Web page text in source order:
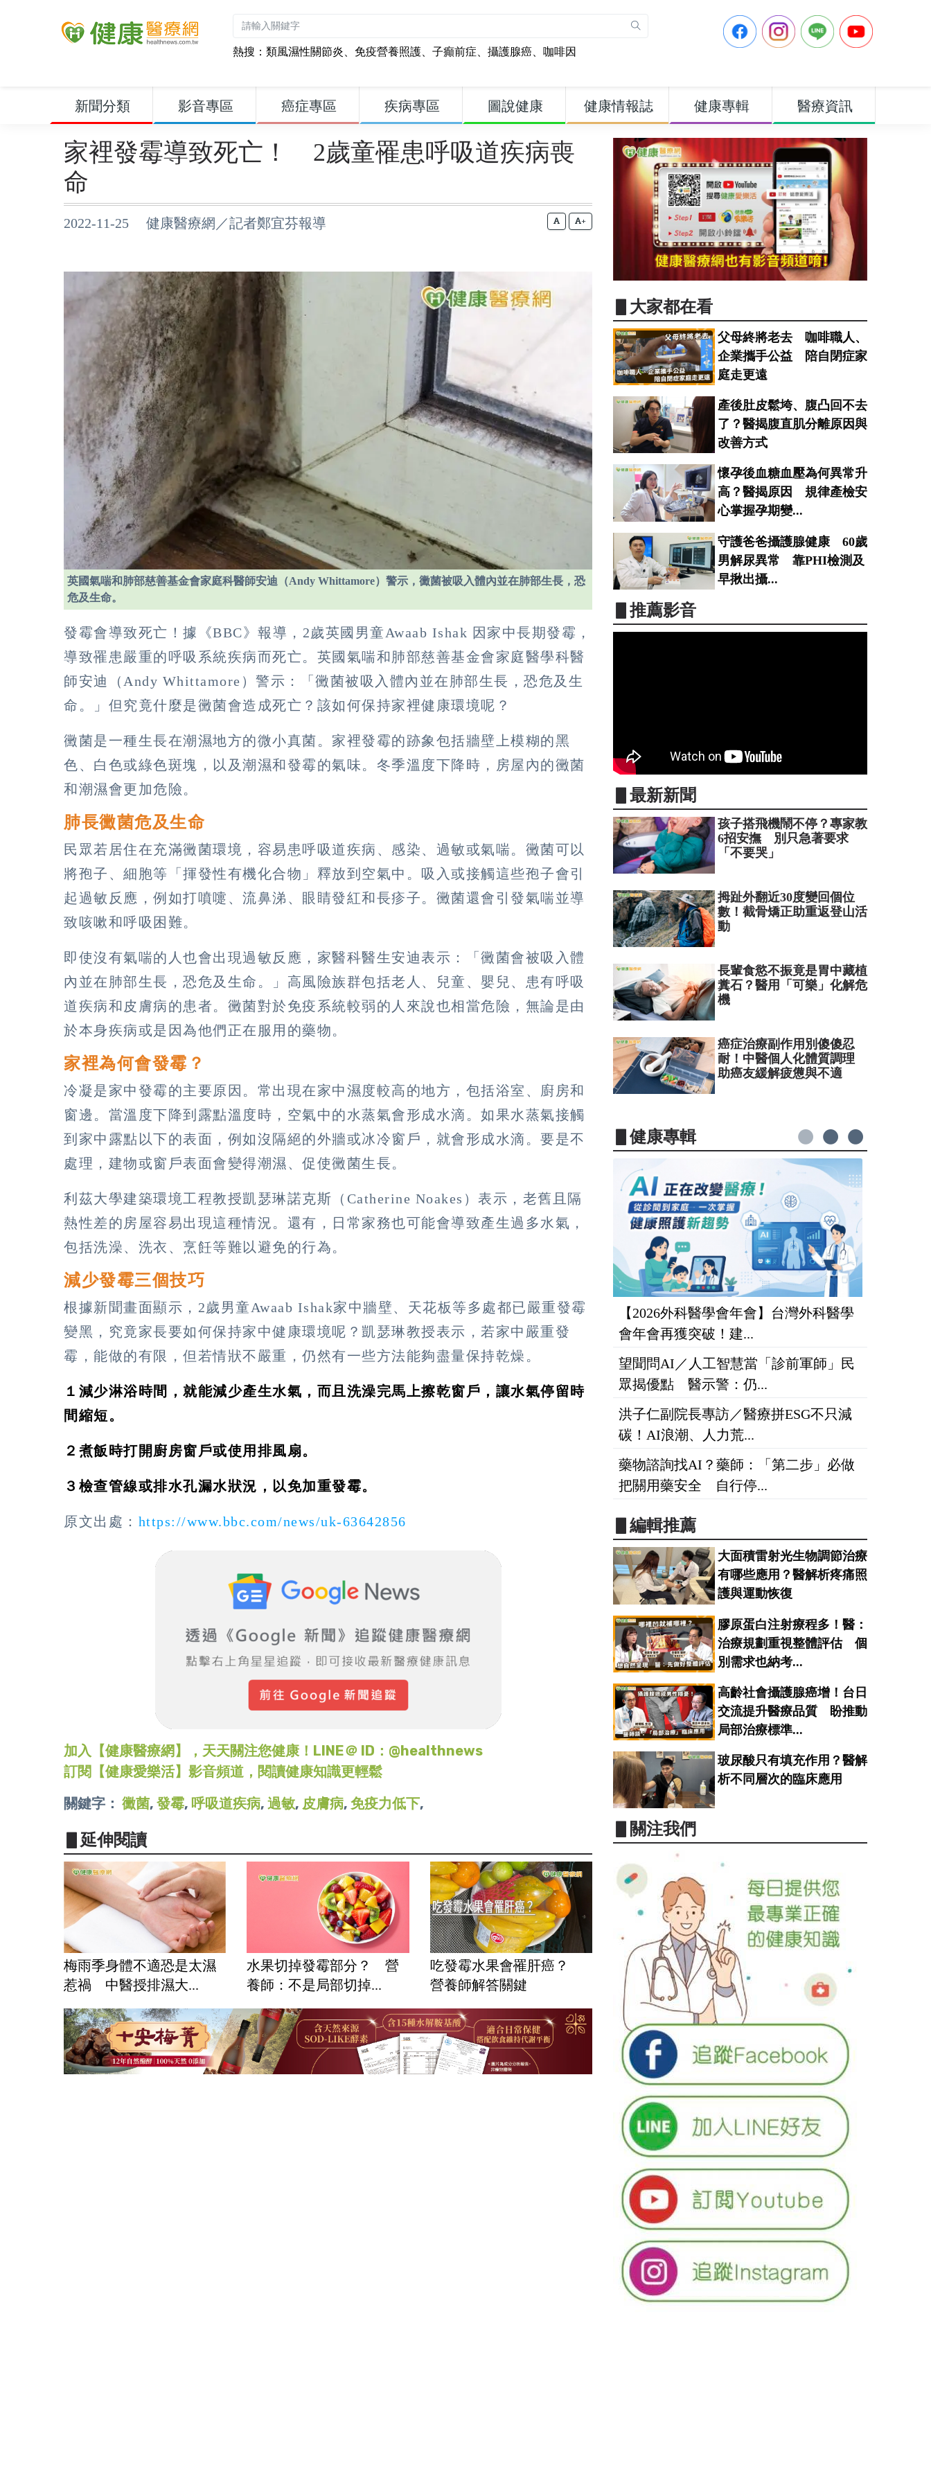
熱搜： 類風濕性關節炎、 免疫營養照護、 子癲前症、 攝護腺癌、 咖啡因
新聞分類 影音專區 癌症專區 疾病專區 圖說健康 健康情報誌 健康專輯 醫療資訊
家裡發霉導致死亡！ 2歲童罹患呼吸道疾病喪
命
2022-11-25 健康醫療網／記者鄭宜芬報導 +
英國氣喘和肺部慈善基金會家庭科醫師安迪（Andy Whittamore）警示，黴菌被吸入體內並在肺部生長，恐
危及生命。
發霉會導致死亡！據《BBC》報導，2歲英國男童Awaab Ishak 因家中長期發霉，
導致罹患嚴重的呼吸系統疾病而死亡。英國氣喘和肺部慈善基金會家庭醫學科醫
師安迪（Andy Whittamore）警示：「黴菌被吸入體內並在肺部生長，恐危及生
命。」但究竟什麼是黴菌會造成死亡？該如何保持家裡健康環境呢？
黴菌是一種生長在潮濕地方的微小真菌。家裡發霉的跡象包括牆壁上模糊的黑
色、白色或綠色斑塊，以及潮濕和發霉的氣味。冬季溫度下降時，房屋內的黴菌
和潮濕會更加危險。
肺長黴菌危及生命
民眾若居住在充滿黴菌環境，容易患呼吸道疾病、感染、過敏或氣喘。黴菌可以
將孢子、細胞等「揮發性有機化合物」釋放到空氣中。吸入或接觸這些孢子會引
起過敏反應，例如打噴嚏、流鼻涕、眼睛發紅和長疹子。黴菌還會引發氣喘並導
致咳嗽和呼吸困難。
即使沒有氣喘的人也會出現過敏反應，家醫科醫生安迪表示：「黴菌會被吸入體
內並在肺部生長，恐危及生命。」高風險族群包括老人、兒童、嬰兒、患有呼吸
道疾病和皮膚病的患者。黴菌對於免疫系統較弱的人來說也相當危險，無論是由
於本身疾病或是因為他們正在服用的藥物。
家裡為何會發霉？
冷凝是家中發霉的主要原因。常出現在家中濕度較高的地方，包括浴室、廚房和
窗邊。當溫度下降到露點溫度時，空氣中的水蒸氣會形成水滴。如果水蒸氣接觸
到家中露點以下的表面，例如沒隔絕的外牆或冰冷窗戶，就會形成水滴。要是不
處理，建物或窗戶表面會變得潮濕、促使黴菌生長。
利茲大學建築環境工程教授凱瑟琳諾克斯（Catherine Noakes）表示，老舊且隔
熱性差的房屋容易出現這種情況。還有，日常家務也可能會導致產生過多水氣，
包括洗澡、洗衣、烹飪等難以避免的行為。
減少發霉三個技巧
根據新聞畫面顯示，2歲男童Awaab Ishak家中牆壁、天花板等多處都已嚴重發霉
變黑，究竟家長要如何保持家中健康環境呢？凱瑟琳教授表示，若家中嚴重發
霉，能做的有限，但若情狀不嚴重，仍然有一些方法能夠盡量保持乾燥。
１減少淋浴時間，就能減少產生水氣，而且洗澡完馬上擦乾窗戶，讓水氣停留時
間縮短。
２煮飯時打開廚房窗戶或使用排風扇。
３檢查管線或排水孔漏水狀況，以免加重發霉。
原文出處： https://www.bbc.com/news/uk-63642856
加入【健康醫療網】，天天關注您健康！LINE＠ ID：@healthnews
訂閱【健康愛樂活】影音頻道，閱讀健康知識更輕鬆
關鍵字： 黴菌, 發霉, 呼吸道疾病, 過敏, 皮膚病, 免疫力低下,
▋延伸閱讀
梅雨季身體不適恐是太濕
惹禍 中醫授排濕大...
水果切掉發霉部分？ 營
養師：不是局部切掉...
吃發霉水果會罹肝癌？
營養師解答關鍵
▋大家都在看
父母終將老去 咖啡職人、
企業攜手公益 陪自閉症家
庭走更遠
產後肚皮鬆垮、腹凸回不去
了？醫揭腹直肌分離原因與
改善方式
懷孕後血糖血壓為何異常升
高？醫揭原因 規律產檢安
心掌握孕期變...
守護爸爸攝護腺健康 60歲
男解尿異常 靠PHI檢測及
早揪出攝...
▋推薦影音
▋最新新聞
孩子搭飛機鬧不停？專家教
6招安撫 別只急著要求
「不要哭」
拇趾外翻近30度變回個位
數！截骨矯正助重返登山活
動
長輩食慾不振竟是胃中藏植
糞石？醫用「可樂」化解危
機
癌症治療副作用別傻傻忍
耐！中醫個人化體質調理
助癌友緩解疲憊與不適
▋健康專輯
【2026外科醫學會年會】台灣外科醫學
會年會再獲突破！建...
望聞問AI／人工智慧當「診前軍師」民
眾揭優點 醫示警：仍...
洪子仁副院長專訪／醫療拼ESG不只減
碳！AI浪潮、人力荒...
藥物諮詢找AI？藥師：「第二步」必做
把關用藥安全 自行停...
▋編輯推薦
大面積雷射光生物調節治療
有哪些應用？醫解析疼痛照
護與運動恢復
膠原蛋白注射療程多！醫：
治療規劃重視整體評估 個
別需求也納考...
高齡社會攝護腺癌增！台日
交流提升醫療品質 盼推動
局部治療標準...
玻尿酸只有填充作用？醫解
析不同層次的臨床應用
▋關注我們